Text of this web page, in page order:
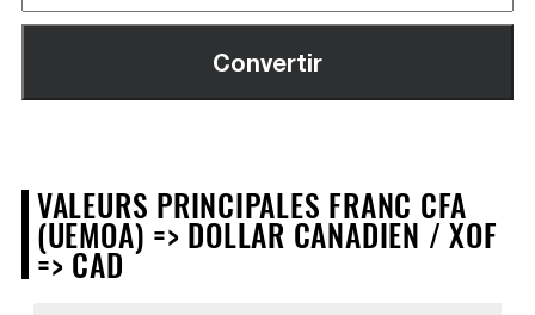
VALEURS PRINCIPALES FRANC CFA
(UEMOA) => DOLLAR CANADIEN / XOF
=> CAD